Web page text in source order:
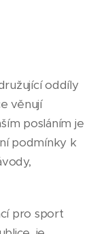
oddíly
věnují
posláním je
podmínky k
pro sport